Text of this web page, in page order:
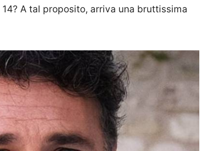
A tal proposito, arriva una bruttissima